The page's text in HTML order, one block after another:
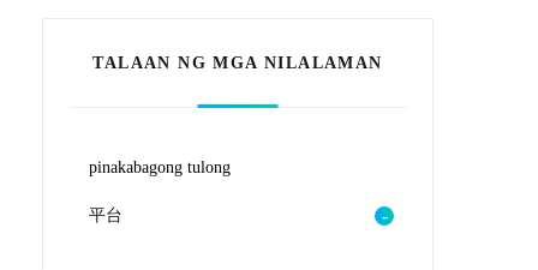
TALAAN NG MGA NILALAMAN
pinakabagong tulong
平台